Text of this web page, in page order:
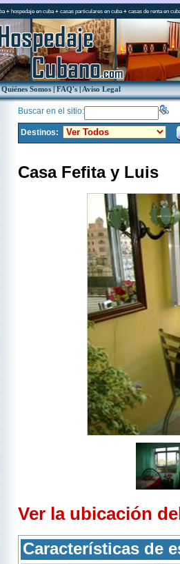
+ hospedaje en cuba+ casas particulares en cuba+ casas de renta en
Quiénes Somos|FAQ's|Aviso Legal
Buscar en el sitio:
Destinos:
Casa Fefita y Luis
Ver la ubicación
Características de